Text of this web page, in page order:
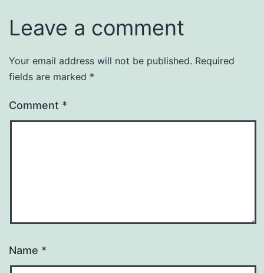
Leave a comment
Your email address will not be published. Required
fields are marked *
Comment *
Name *